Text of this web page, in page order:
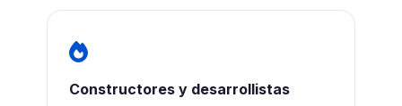
Constructores y desarrollistas